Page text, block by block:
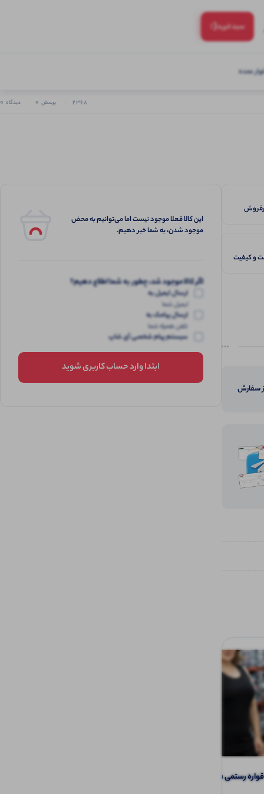
سبد‌خرید(:
عمده
2368 پرسش 0 دیدگاه 0
و کیفیت
سفارش
رستمی (پک 6 عددی)
این کالا فعلا موجود نیست اما می‌توانیم به محض
موجود شدن، به شما خبر دهیم.
اگر کالا موجود شد، چطور به شما اطلاع دهیم؟
ارسال ایمیل به
ایمیل شما
ارسال پیامک به
تلفن همراه شما
سیستم پیام شخصی آی شاپ
ابتدا وارد حساب کاربری شوید